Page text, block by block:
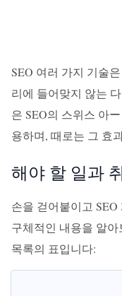
SEO 여러 가지 기술
리에 들어맞지 않는
은 SEO의 스위스 아
용하며, 때로는 그 효
해야 할 일과
손을 걷어붙이고
구체적인 내용을 알
목록의 표입니다: